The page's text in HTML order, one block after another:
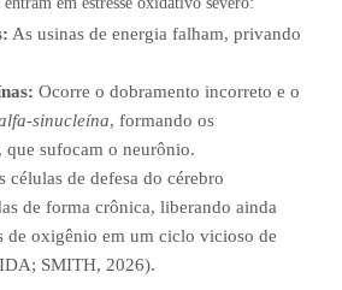
As usinas de energia falham, privando
Ocorre o dobramento incorreto e o
sinucleína, formando os
sufocam o neurônio.
células de defesa do cérebro
de forma crônica, liberando ainda
de oxigênio em um ciclo vicioso de
SMITH, 2026).